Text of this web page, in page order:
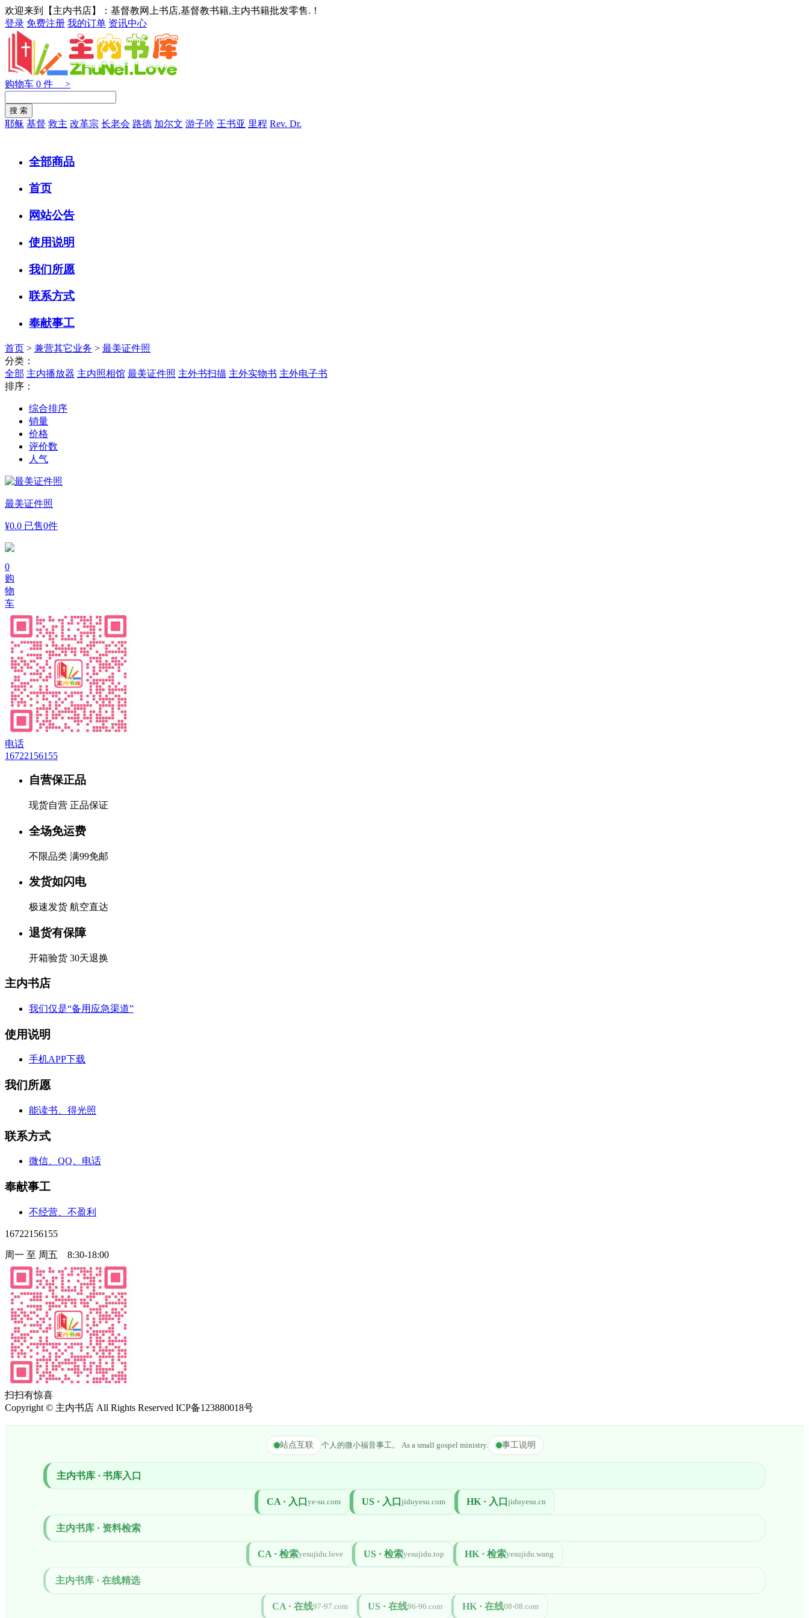
欢迎来到【主内书店】：基督教网上书店,基督教书籍,主内书籍批发零售.！
登录 免费注册 我的订单 资讯中心
购物车 0 件 >
耶稣 基督 救主 改革宗 长老会 路德 加尔文 游子吟 王书亚 里程 Rev. Dr.
全部商品
首页
网站公告
使用说明
我们所愿
联系方式
奉献事工
首页 > 兼营其它业务 > 最美证件照
分类：
全部 主内播放器 主内照相馆 最美证件照 主外书扫描 主外实物书 主外电子书
排序：
综合排序
销量
价格
评价数
人气
最美证件照
¥0.0 已售0件
0
购
物
车
电话
16722156155
自营保正品
现货自营 正品保证
全场免运费
不限品类 满99免邮
发货如闪电
极速发货 航空直达
退货有保障
开箱验货 30天退换
主内书店
我们仅是“备用应急渠道”
使用说明
手机APP下载
我们所愿
能读书、得光照
联系方式
微信、QQ、电话
奉献事工
不经营、不盈利
16722156155
周一 至 周五 8:30-18:00
扫扫有惊喜
Copyright © 主内书店 All Rights Reserved ICP备123880018号
站点互联 个人的微小福音事工。 As a small gospel ministry. 事工说明
主内书库 · 书库入口
CA · 入口 ye-su.com US · 入口 jiduyesu.com HK · 入口 jiduyesu.cn
主内书库 · 资料检索
CA · 检索yesujidu.love US · 检索yesujidu.top HK · 检索yesujidu.wang
主内书库 · 在线精选
CA · 在线97-97.com US · 在线96-96.com HK · 在线08-08.com